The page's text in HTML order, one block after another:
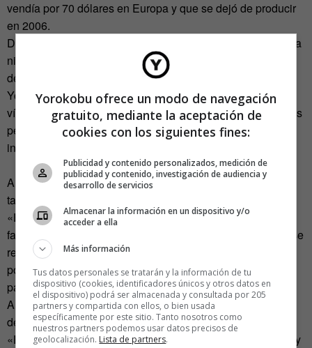
vendía por 70 dólares en Europa y que se dejó de producir
en 2006.
Durante su visita a la bodega, los responsables de la marca
niegan una relación con el rapero. Según ellos, Jay Z
descubrió la marca de casualidad en una tienda en Nueva
York. Preguntados sobre la aparición de la marca en el
vídeo de Jay-Z, comentan que el rapero encargó unas cajas
pero que no se podían imaginar que el objetivo fuera
incluirlo en el vídeo.
A su vuelta a EEUU, el autor descubre un agujero del
tamaño del Vesuvio en la historia.
«Es un maravilloso relato: una empresa de champán
familiar concebida por una mujer francesa en los años 50 se
reaviva medio siglo después y se descubre por casualidad
por el rapero más famoso del mundo. Pero la oficina de
patentes y marcas confirma que la primera botella de
Armand de Brignac no fue exportada a EEUU hasta otoño
de 2006, meses después del rodaje del vídeo».
«Envío un mail a una persona de comunicación de Cattier y
Yorokobu ofrece un modo de navegación
gratuito, mediante la aceptación de
cookies con los siguientes fines:
Publicidad y contenido personalizados, medición de
publicidad y contenido, investigación de audiencia y
desarrollo de servicios
Almacenar la información en un dispositivo y/o
acceder a ella
Más información
Tus datos personales se tratarán y la información de tu
dispositivo (cookies, identificadores únicos y otros datos en
el dispositivo) podrá ser almacenada y consultada por 205
partners y compartida con ellos, o bien usada
específicamente por este sitio. Tanto nosotros como
nuestros partners podemos usar datos precisos de
geolocalización. Lista de partners.